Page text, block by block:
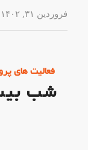
فروردین ۳۱, ۱۴۰۲ /
فعالیت های
شب